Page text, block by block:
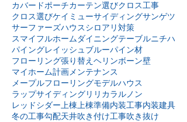
カバードポーチカーテン選びクロス工事
クロス選びケイミューサイディングサンゲツ
サーファーズハウスシロアリ対策
スマイフルホームダイニングテーブルニチハ
パイングレイッシュブルーパイン材
フローリング張り替え ヘリンボーン壁
マイホーム計画 メンテナンス
メープルフローリングモデルハウス
ラップサイディングリリカラ ルノン
レッドシダー 上棟 上棟準備内装工事内装建具
冬の工事勾配天井吹き付け工事吹き抜け